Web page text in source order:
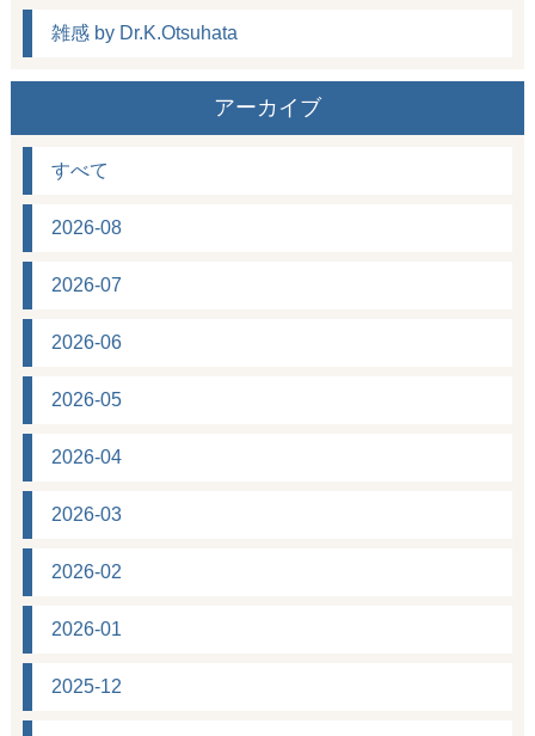
雑感 by Dr.K.Otsuhata
アーカイブ
すべて
2026-08
2026-07
2026-06
2026-05
2026-04
2026-03
2026-02
2026-01
2025-12